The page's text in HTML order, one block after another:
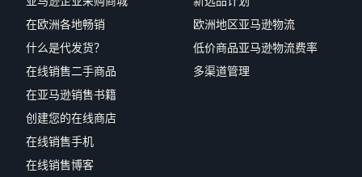
在欧洲各地畅销
什么是代发货？
在线销售二手商品
在亚马逊销售书籍
创建您的在线商店
在线销售手机
在线销售博客
欧洲地区亚马逊物流
低价商品亚马逊物流费率
多渠道管理